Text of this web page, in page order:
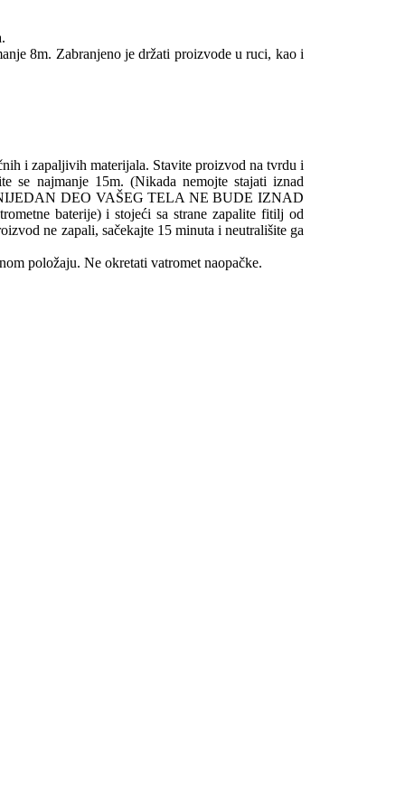
8m. Zabranjeno je držati proizvode u ruci, kao i
i zapaljivih materijala. Stavite proizvod na tvrdu i
se najmanje 15m. (Nikada nemojte stajati iznad
NIJEDAN DEO VAŠEG TELA NE BUDE IZNAD
baterije) i stojeći sa strane zapalite fitilj od
ne zapali, sačekajte 15 minuta i neutrališite ga
položaju. Ne okretati vatromet naopačke.